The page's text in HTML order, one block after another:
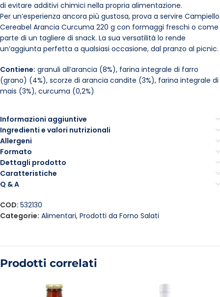
di evitare additivi chimici nella propria alimentazione.
Per un’esperienza ancora più gustosa, prova a servire Campiello
Cereabel Arancia Curcuma 220 g con formaggi freschi o come
parte di un tagliere di snack. La sua versatilità lo rende
un’aggiunta perfetta a qualsiasi occasione, dal pranzo al picnic.
Contiene: granuli all’arancia (8%), farina integrale di farro
(grano) (4%), scorze di arancia candite (3%), farina integrale di
mais (3%), curcuma (0,2%)
Informazioni aggiuntive
Ingredienti e valori nutrizionali
Allergeni
Formato
Dettagli prodotto
Caratteristiche
Q & A
COD: 532130
Categorie: Alimentari, Prodotti da Forno Salati
Prodotti correlati